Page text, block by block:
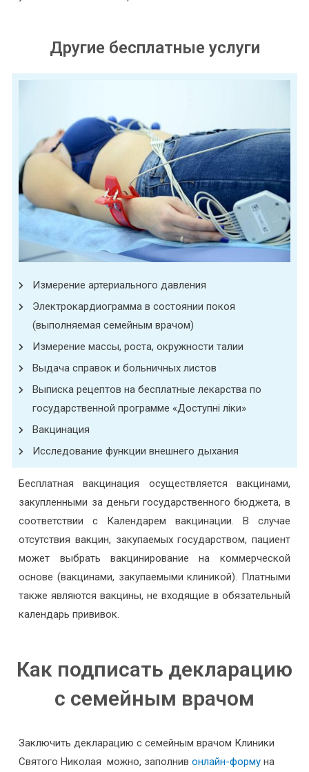
Другие бесплатные услуги
Измерение артериального давления
Электрокардиограмма в состоянии покоя
(выполняемая семейным врачом)
Измерение массы, роста, окружности талии
Выдача справок и больничных листов
Выписка рецептов на бесплатные лекарства по
государственной программе «Доступні ліки»
Вакцинация
Исследование функции внешнего дыхания
Бесплатная вакцинация осуществляется вакцинами,
закупленными за деньги государственного бюджета, в
соответствии с Календарем вакцинации. В случае
отсутствия вакцин, закупаемых государством, пациент
может выбрать вакцинирование на коммерческой
основе (вакцинами, закупаемыми клиникой). Платными
также являются вакцины, не входящие в обязательный
календарь прививок.
Как подписать декларацию
с семейным врачом
Заключить декларацию с семейным врачом Клиники
Святого Николая можно, заполнивонлайн-форму на